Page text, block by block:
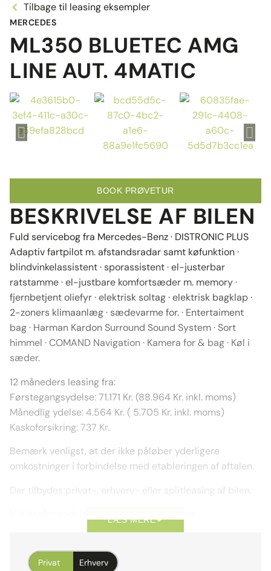
Tilbage til leasing eksempler
MERCEDES
ML350 BLUETEC AMG
LINE AUT. 4MATIC
BOOK PRØVETUR
BESKRIVELSE AF BILEN
Fuld servicebog fra Mercedes-Benz · DISTRONIC PLUS
Adaptiv fartpilot m. afstandsradar samt køfunktion ·
blindvinkelassistent · sporassistent · el-justerbar
ratstamme · el-justbare komfortsæder m. memory ·
fjernbetjent oliefyr · elektrisk soltag · elektrisk bagklap ·
2-zoners klimaanlæg · sædevarme for. · Entertaiment
bag · Harman Kardon Surround Sound System · Sort
himmel · COMAND Navigation · Kamera for & bag · Køl i
sæder.
12 måneders leasing fra:
Førstegangsydelse: 71.171 Kr. (88.964 Kr. inkl. moms)
Månedlig ydelse: 4.564 Kr. ( 5.705 Kr. inkl. moms)
Kaskoforsikring: 737 Kr.
Bemærk venligst, at der ikke påløber yderligere
omkostninger i forbindelse med etableringen af aftalen.
Der tilbydes privat-, erhverv- eller splitleasing af bilen.
hverdage, efter aftale.
LÆS MERE
Privat Erhverv